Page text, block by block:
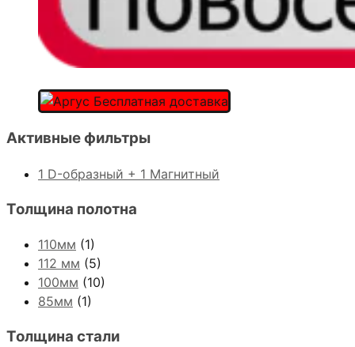
Активные фильтры
1 D-образный + 1 Магнитный
Толщина полотна
110мм (1)
112 мм (5)
100мм (10)
85мм (1)
Толщина стали